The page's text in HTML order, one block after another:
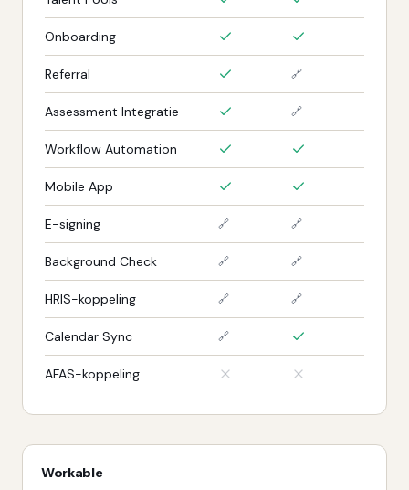
Onboarding
Referral 🔗
Assessment Integratie 🔗
Workflow Automation
Mobile App
E-signing 🔗 🔗
Background Check 🔗 🔗
HRIS-koppeling 🔗 🔗
Calendar Sync 🔗
AFAS-koppeling
Workable